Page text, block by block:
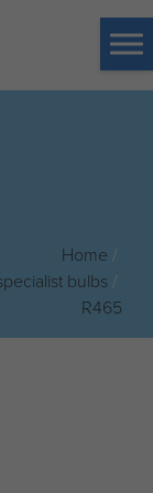
Home /
bulbs/
R465